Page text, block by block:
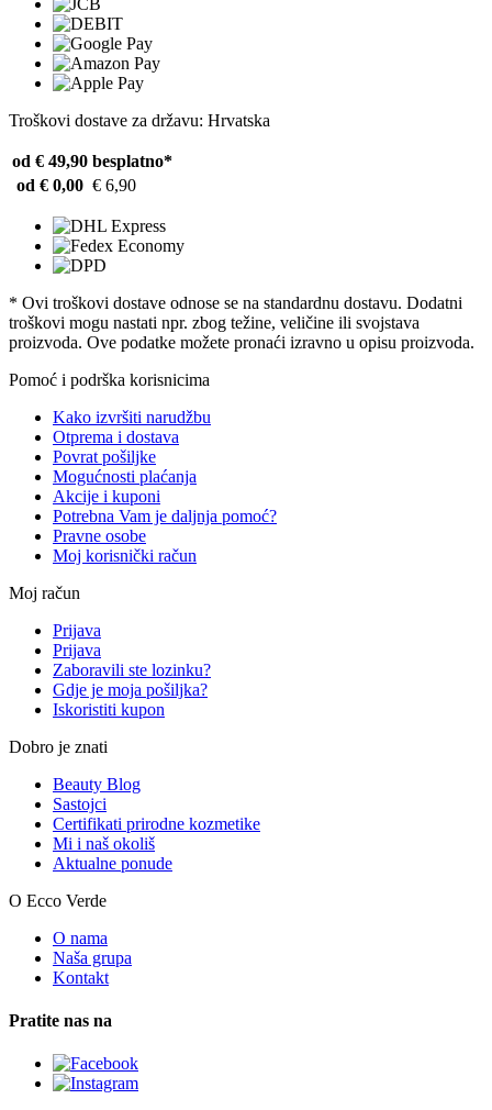
Troškovi dostave za državu: Hrvatska
od € 49,90 besplatno*
od € 0,00 € 6,90
* Ovi troškovi dostave odnose se na standardnu ​​dostavu. Dodatni
troškovi mogu nastati npr. zbog težine, veličine ili svojstava
proizvoda. Ove podatke možete pronaći izravno u opisu proizvoda.
Pomoć i podrška korisnicima
Kako izvršiti narudžbu
Otprema i dostava
Povrat pošiljke
Mogućnosti plaćanja
Akcije i kuponi
Potrebna Vam je daljnja pomoć?
Pravne osobe
Moj korisnički račun
Moj račun
Prijava
Prijava
Zaboravili ste lozinku?
Gdje je moja pošiljka?
Iskoristiti kupon
Dobro je znati
Beauty Blog
Sastojci
Certifikati prirodne kozmetike
Mi i naš okoliš
Aktualne ponude
O Ecco Verde
O nama
Naša grupa
Kontakt
Pratite nas na